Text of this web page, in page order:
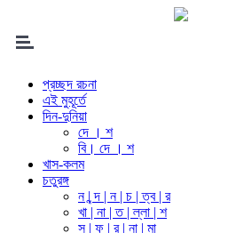
প্রচ্ছদ রচনা
এই মুহূর্তে
দিন-দুনিয়া
দে । শ
বি। দে । শ
খাস-কলম
চতুরঙ্গ
ন | ন্দ | ন | চ | ত্ব | র
খা | না | ত | ল্লা | শ
স | ফ | র | না | মা